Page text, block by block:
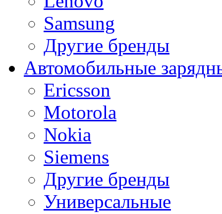
Samsung
Другие бренды
Автомобильные
Ericsson
Motorola
Nokia
Siemens
Другие бренды
Универсальные